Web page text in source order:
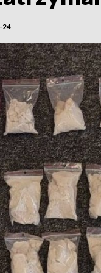
24